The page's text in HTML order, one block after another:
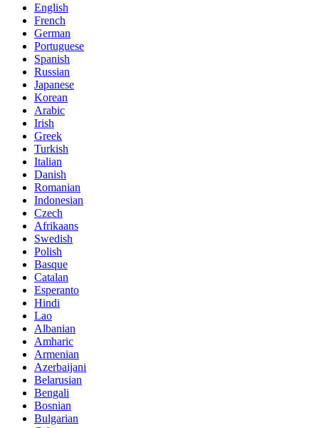
English
French
German
Portuguese
Spanish
Russian
Japanese
Korean
Arabic
Irish
Greek
Turkish
Italian
Danish
Romanian
Indonesian
Czech
Afrikaans
Swedish
Polish
Basque
Catalan
Esperanto
Hindi
Lao
Albanian
Amharic
Armenian
Azerbaijani
Belarusian
Bengali
Bosnian
Bulgarian